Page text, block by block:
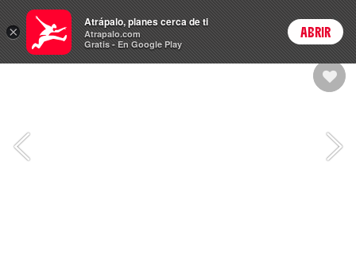
Hoteles Login
×
Atrápalo, planes cerca de ti
Atrapalo.com
Gratis - En Google Play
ABRIR